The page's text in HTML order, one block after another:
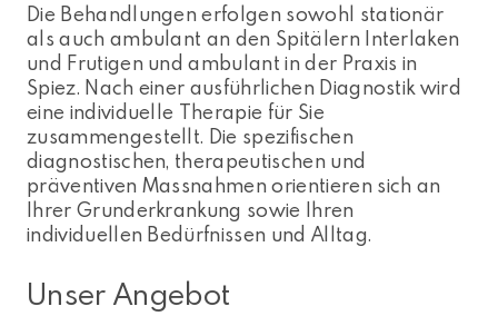
Die Behandlungen erfolgen sowohl stationär
als auch ambulant an den Spitälern Interlaken
und Frutigen und ambulant in der Praxis in
Spiez. Nach einer ausführlichen Diagnostik wird
eine individuelle Therapie für Sie
zusammengestellt. Die spezifischen
diagnostischen, therapeutischen und
präventiven Massnahmen orientieren sich an
Ihrer Grunderkrankung sowie Ihren
individuellen Bedürfnissen und Alltag.
Unser Angebot